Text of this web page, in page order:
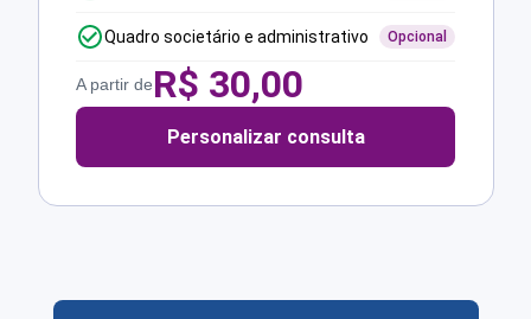
Quadro societário e administrativo Opcional
A partir deR$ 30,00
Personalizar consulta